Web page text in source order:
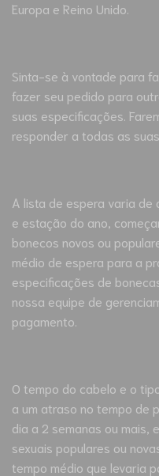
Europa e Reino Unido.
Sinta-se à vontade para
fazer seu pedido para
suas especificações.
responder a todas as
A lista de espera varia de
e estação do ano,
bonecos novos ou
médio de espera para a
especificações de
nossa equipe de
pagamento.
O tempo do cabelo e o
a um atraso no tempo de
dia a 2 semanas ou mais,
sexuais populares ou
tempo médio que levaria